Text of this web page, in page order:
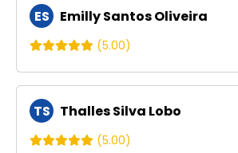
ES Emilly Santos Oliveira
(5.00)
TS Thalles Silva Lobo
(5.00)